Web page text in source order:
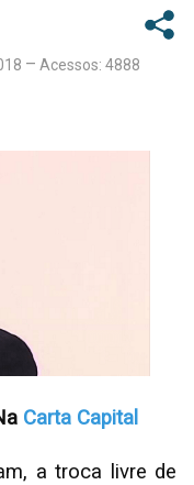
Acessos: 4888
Carta Capital
a troca livre de